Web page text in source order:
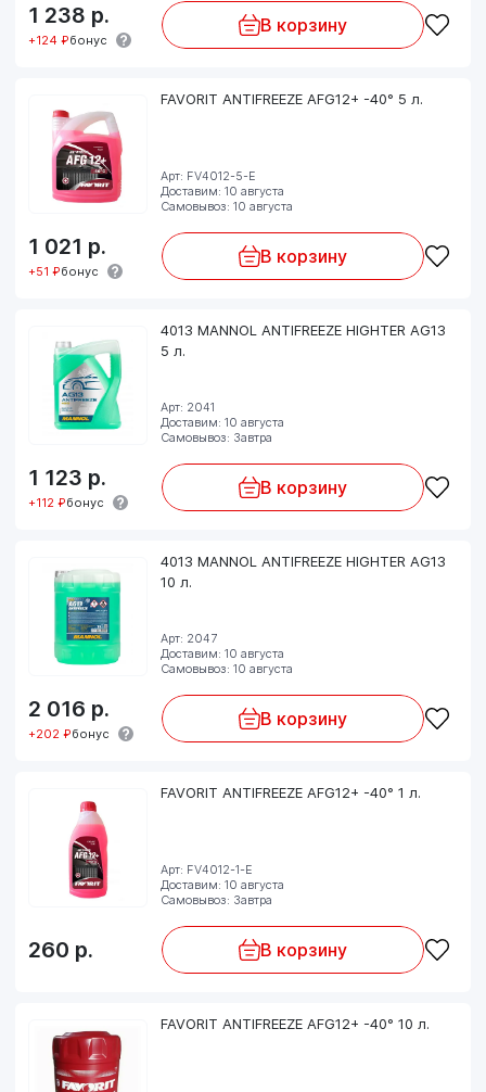
1 238 р.
+124 ₽бонус
В корзину
FAVORIT ANTIFREEZE AFG12+ -40° 5 л.
Арт: FV4012-5-E
Доставим: 10 августа
Самовывоз: 10 августа
1 021 р.
+51 ₽бонус
В корзину
4013 MANNOL ANTIFREEZE HIGHTER AG13
5 л.
Арт: 2041
Доставим: 10 августа
Самовывоз: Завтра
1 123 р.
+112 ₽бонус
В корзину
4013 MANNOL ANTIFREEZE HIGHTER AG13
10 л.
Арт: 2047
Доставим: 10 августа
Самовывоз: 10 августа
2 016 р.
+202 ₽бонус
В корзину
FAVORIT ANTIFREEZE AFG12+ -40° 1 л.
Арт: FV4012-1-E
Доставим: 10 августа
Самовывоз: Завтра
260 р. В корзину
FAVORIT ANTIFREEZE AFG12+ -40° 10 л.